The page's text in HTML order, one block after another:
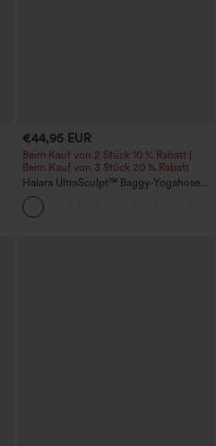
€44,95 EUR
Beim Kauf von 2 Stück 10 % Rabatt |
Beim Kauf von 3 Stück 20 % Rabatt
Halara UltraSculpt™ Baggy-Yogahose
mit hohem Bund, Bauchkontrolle,
Color-Block-Streifen und Taschen